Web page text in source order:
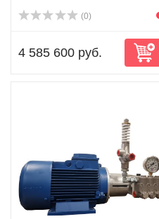
(0)
4 585 600 руб.